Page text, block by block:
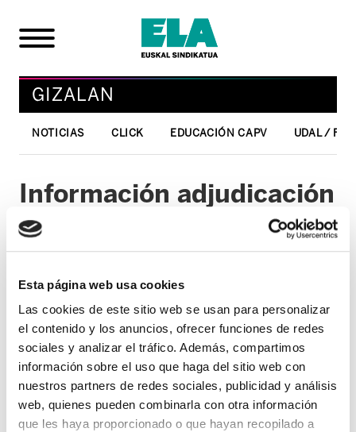
Esta página web usa cookies
Las cookies de este sitio web se usan para personalizar
el contenido y los anuncios, ofrecer funciones de redes
sociales y analizar el tráfico. Además, compartimos
información sobre el uso que haga del sitio web con
nuestros partners de redes sociales, publicidad y análisis
web, quienes pueden combinarla con otra información
que les haya proporcionado o que hayan recopilado a
GIZALAN
NOTICIAS CLICK EDUCACIÓN CAPV UDAL /
Información adjudicación
destinos: Auxiliar de
Enfermería y
Enfermero/a (turno libre)
02/03/2011
GIZALAN
Con fecha 25 de febrero, Osakidetza/SVS
ha colgado en su página web un aviso con
información sobre la adjudicación de